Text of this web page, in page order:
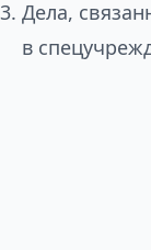
Дела,
в